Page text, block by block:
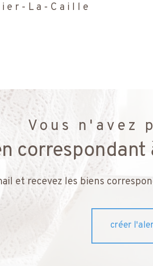
La-Caille
Vous n'avez
correspondant
et recevez les biens
créer